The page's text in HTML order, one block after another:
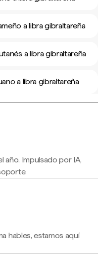
a libra gibraltareña
a libra gibraltareña
a libra gibraltareña
año. Impulsado por IA,
hables, estamos aquí